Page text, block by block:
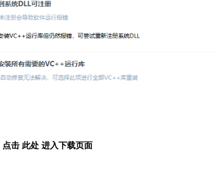
点击 此处 进入下载页面